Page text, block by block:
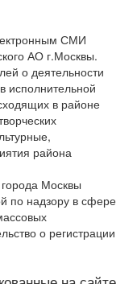
СМИ
АО г.Москвы.
о деятельности
исполнительной
в районе
района
Москвы
по надзору в сфере
о регистрации